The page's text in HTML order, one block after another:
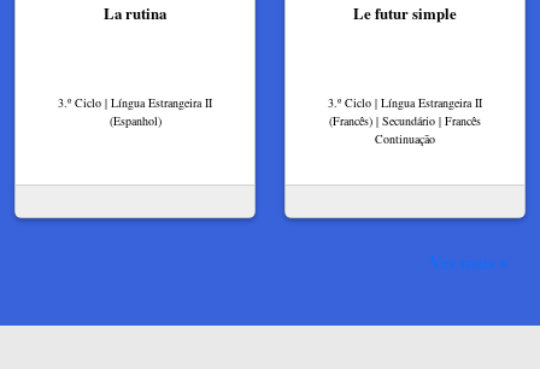
La rutina
3.º Ciclo | Língua Estrangeira II
(Espanhol)
Le futur simple
3.º Ciclo | Língua Estrangeira II
(Francês) | Secundário | Francês
Continuação
Ver mais